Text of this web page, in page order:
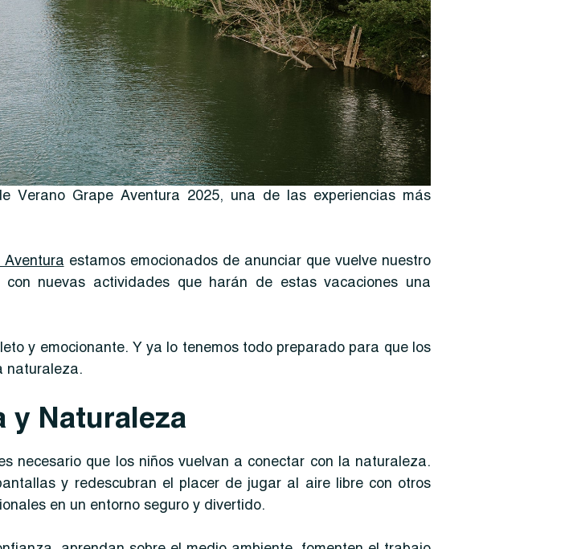
Grape Aventura 2025, una de las experiencias más
Aventura estamos emocionados de anunciar que vuelve nuestro
nuevas actividades que harán de estas vacaciones una
y emocionante. Y ya lo tenemos todo preparado para que los
naturaleza.
y Naturaleza
necesario que los niños vuelvan a conectar con la naturaleza.
y redescubran el placer de jugar al aire libre con otros
en un entorno seguro y divertido.